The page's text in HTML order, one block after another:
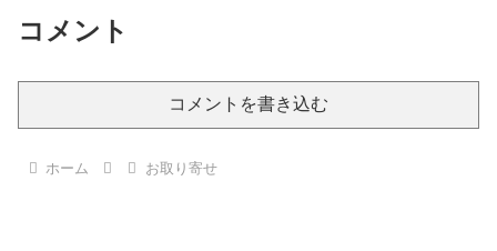
コメント
コメントを書き込む
ホーム お取り寄せ